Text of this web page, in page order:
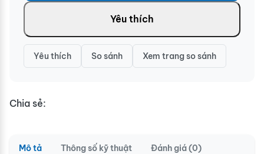
Yêu thích
Yêu thích So sánh Xem trang so sánh
Chia sẻ:
Mô tả Thông số kỹ thuật Đánh giá (0)